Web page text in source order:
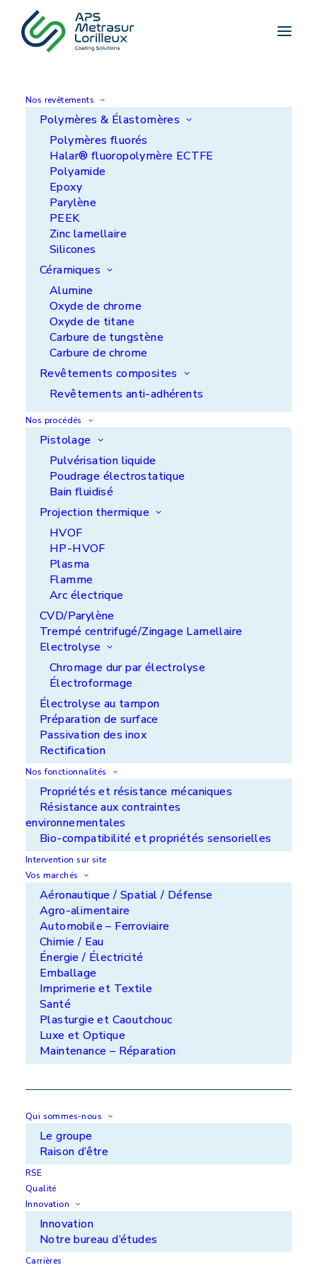
Nos revêtements
Polymères & Élastomères
Polymères fluorés
Halar® fluoropolymère ECTFE
Polyamide
Epoxy
Parylène
PEEK
Zinc lamellaire
Silicones
Céramiques
Alumine
Oxyde de chrome
Oxyde de titane
Carbure de tungstène
Carbure de chrome
Revêtements composites
Revêtements anti-adhérents
Nos procédés
Pistolage
Pulvérisation liquide
Poudrage électrostatique
Bain fluidisé
Projection thermique
HVOF
HP-HVOF
Plasma
Flamme
Arc électrique
CVD/Parylène
Trempé centrifugé/Zingage Lamellaire
Electrolyse
Chromage dur par électrolyse
Électroformage
Électrolyse au tampon
Préparation de surface
Passivation des inox
Rectification
Nos fonctionnalités
Propriétés et résistance mécaniques
Résistance aux contraintes
environnementales
Bio-compatibilité et propriétés sensorielles
Intervention sur site
Vos marchés
Aéronautique / Spatial / Défense
Agro-alimentaire
Automobile – Ferroviaire
Chimie / Eau
Énergie / Électricité
Emballage
Imprimerie et Textile
Santé
Plasturgie et Caoutchouc
Luxe et Optique
Maintenance – Réparation
Qui sommes-nous
Le groupe
Raison d’être
RSE
Qualité
Innovation
Innovation
Notre bureau d’études
Carrières
Résistance aux chocs
Torque bar
Turbines à gaz
APS Ile de France - ZI de Noisiel - 77186
Noisiel
+33 (0)1 60 37 50 00
APS Aquitaine - ZA du Luget - 33290 Le Pian
Medoc
+33 (0)5 56 70 24 14
METRASUR SAS - ZI de l'Aiguille - 46100
Figeac
+33 (0)5 65 34 46 29
Lorilleux SAS - Domaine de la Pommeraie -
28170 Maillebois
+33 (0)2 37 48 19 19
Vos marchés
Nos solutions
Innovation
Qui sommes-nous ?
Actualités
Carrières